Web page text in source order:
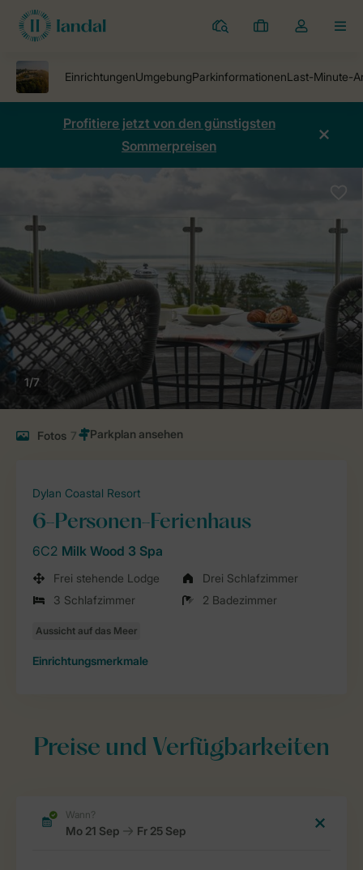
Ferienparks
Meine
Dropdown-
öffnen
Profitiere jetzt von den günstigsten
Sommerpreisen
1/7
Fotos 7
Dylan Coastal Resort
6-Personen-Ferienhaus
6C2 Milk Wood 3 Spa
Frei stehende Lodge
Drei Schlafzimmer
3 Schlafzimmer
2 Badezimmer
Einrichtungsmerkmale
Preise und Verfügbarkeiten